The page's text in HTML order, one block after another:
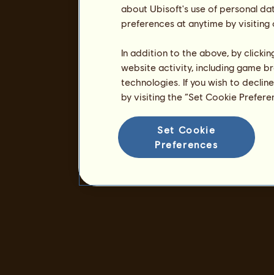
about Ubisoft's use of personal
preferences at anytime by
In addition to the above, by
website activity, including game
technologies. If you wish to
by visiting the “Set Cookie
Set Cookie
Preferences